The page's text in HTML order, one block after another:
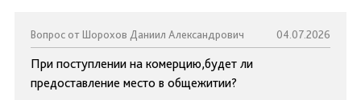
Вопрос от Шорохов Даниил Александрович 04.07.2026
При поступлении на комерцию,будет ли
предоставление место в общежитии?